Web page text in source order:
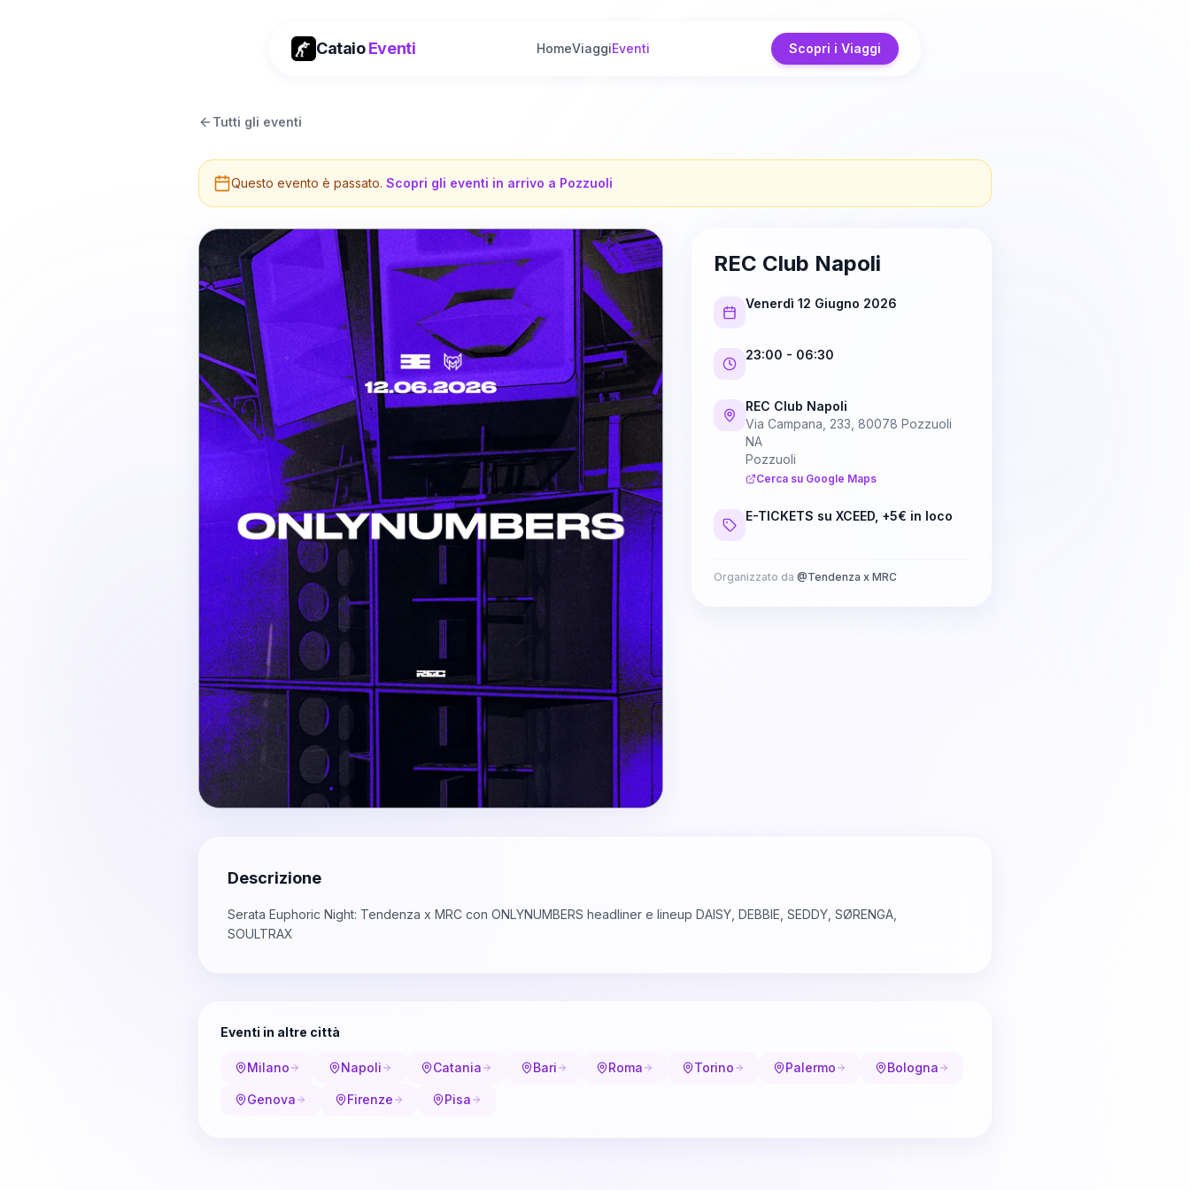
CataioEventi HomeViaggiEventi Scopri i Viaggi
Tutti gli eventi
Questo evento è passato. Scopri gli eventi in arrivo a Pozzuoli
REC Club Napoli
Venerdì 12 Giugno 2026
23:00 - 06:30
REC Club Napoli
Via Campana, 233, 80078 Pozzuoli
NA
Pozzuoli
Cerca su Google Maps
E-TICKETS su XCEED, +5€ in loco
Organizzato da @Tendenza x MRC
Descrizione
Serata Euphoric Night: Tendenza x MRC con ONLYNUMBERS headliner e lineup DAISY, DEBBIE, SEDDY, SØRENGA,
SOULTRAX
Eventi in altre città
Milano Napoli Catania Bari Roma Torino Palermo Bologna
Genova Firenze Pisa